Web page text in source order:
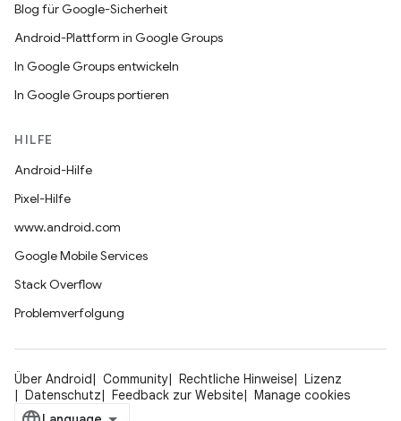
Blog für Google-Sicherheit
Android-Plattform in Google Groups
In Google Groups entwickeln
In Google Groups portieren
HILFE
Android-Hilfe
Pixel-Hilfe
www.android.com
Google Mobile Services
Stack Overflow
Problemverfolgung
Über Android Community Rechtliche Hinweise
Lizenz
Datenschutz
Feedback zur Website Manage cookies